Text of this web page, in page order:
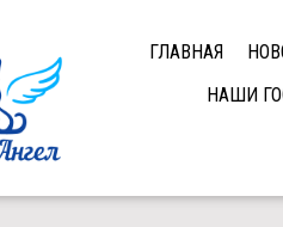
ГЛАВНАЯ
НАШИ